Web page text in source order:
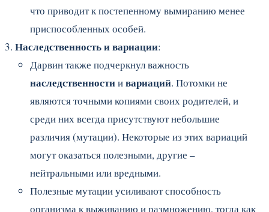
что приводит к постепенному вымиранию менее
приспособленных особей.
Наследственность и вариации:
Дарвин также подчеркнул важность
наследственностиивариаций. Потомки не
являются точными копиями своих родителей, и
среди них всегда присутствуют небольшие
различия (мутации). Некоторые из этих вариаций
могут оказаться полезными, другие –
нейтральными или вредными.
Полезные мутации усиливают способность
организма к выживанию и размножению, тогда как